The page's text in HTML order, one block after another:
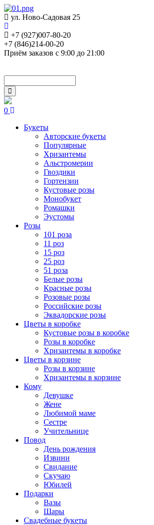
ул. Ново-Садовая 25
+7 (927)007-80-20
+7 (846)214-00-20
Приём заказов с 9:00 до 21:00
0
Букеты
Авторские букеты
Популярные
Хризантемы
Альстромерии
Гвоздики
Гортензии
Кустовые розы
Монобукет
Ромашки
Эустомы
Розы
101 роза
11 роз
15 роз
25 роз
51 роза
Белые розы
Красные розы
Розовые розы
Российские розы
Эквадорские розы
Цветы в коробке
Кустовые розы в коробке
Розы в коробке
Хризантемы в коробке
Цветы в корзине
Розы в корзине
Хризантемы в корзине
Кому
Девушке
Жене
Любимой маме
Сестре
Учительнице
Повод
День рождения
Извини
Свидание
Скучаю
Юбилей
Подарки
Вазы
Шары
Свадебные букеты